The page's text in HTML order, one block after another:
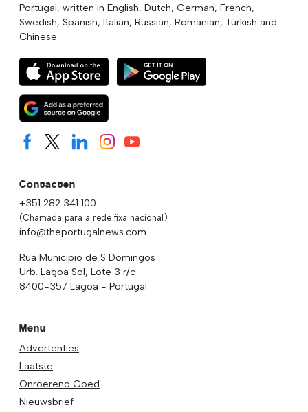
Portugal, written in English, Dutch, German, French,
Swedish, Spanish, Italian, Russian, Romanian, Turkish and
Chinese.
Contacten
+351 282 341 100
(Chamada para a rede fixa nacional)
info@theportugalnews.com
Rua Municipio de S Domingos
Urb. Lagoa Sol, Lote 3 r/c
8400-357 Lagoa - Portugal
Menu
Advertenties
Laatste
Onroerend Goed
Nieuwsbrief